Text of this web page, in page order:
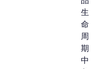
生
命
周
期
中